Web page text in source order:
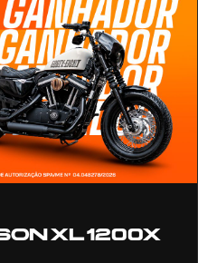
XL 1200X